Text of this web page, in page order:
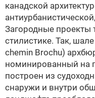
канадской
Загородные проекты
стилистике. Так,
chemin Brochu)
номинированный на
построен из
снаружи и внутри